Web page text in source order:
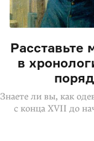
Расставьте
в
Знаете ли вы, как
с конца XVII до